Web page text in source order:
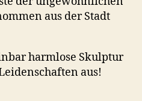
aus der Stadt
harmlose Skulptur
aus!